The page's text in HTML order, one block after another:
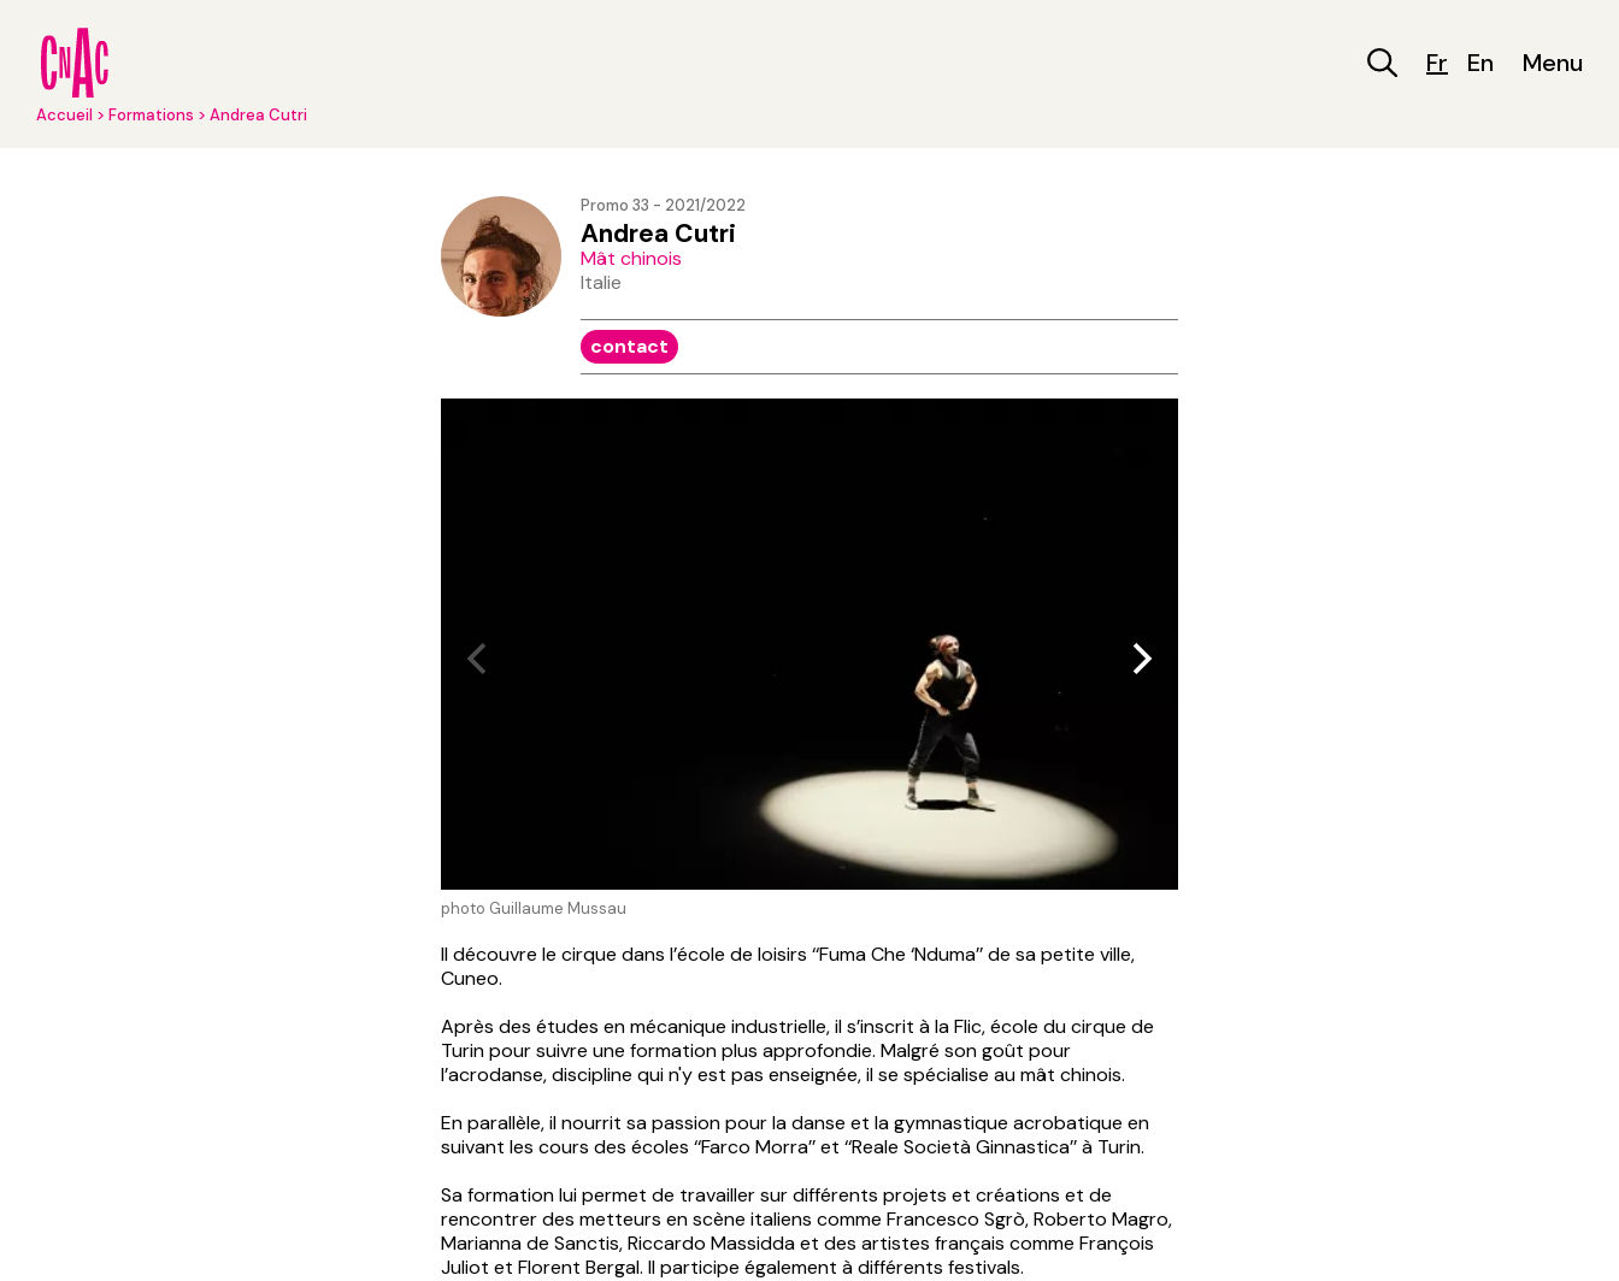
contenu
principal
Fr En Menu
Fil
Accueil Formations Andrea Cutri
Promo 33 - 2021/2022
Andrea Cutri
Mât chinois
Italie
contact
photo Guillaume Mussau
Il découvre le cirque dans l’école de loisirs ‘‘Fuma Che ‘Nduma’’ de sa petite ville,
Cuneo.
Après des études en mécanique industrielle, il s’inscrit à la Flic, école du cirque de
Turin pour suivre une formation plus approfondie. Malgré son goût pour
l’acrodanse, discipline qui n'y est pas enseignée, il se spécialise au mât chinois.
En parallèle, il nourrit sa passion pour la danse et la gymnastique acrobatique en
suivant les cours des écoles ‘‘Farco Morra’’ et ‘‘Reale Società Ginnastica’’ à Turin.
Sa formation lui permet de travailler sur différents projets et créations et de
rencontrer des metteurs en scène italiens comme Francesco Sgrò, Roberto Magro,
Marianna de Sanctis, Riccardo Massidda et des artistes français comme François
Juliot et Florent Bergal. Il participe également à différents festivals.